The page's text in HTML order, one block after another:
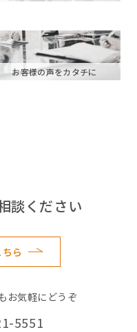
お客様の声をカタチに
談ください
ら
お気軽にどうぞ
5551